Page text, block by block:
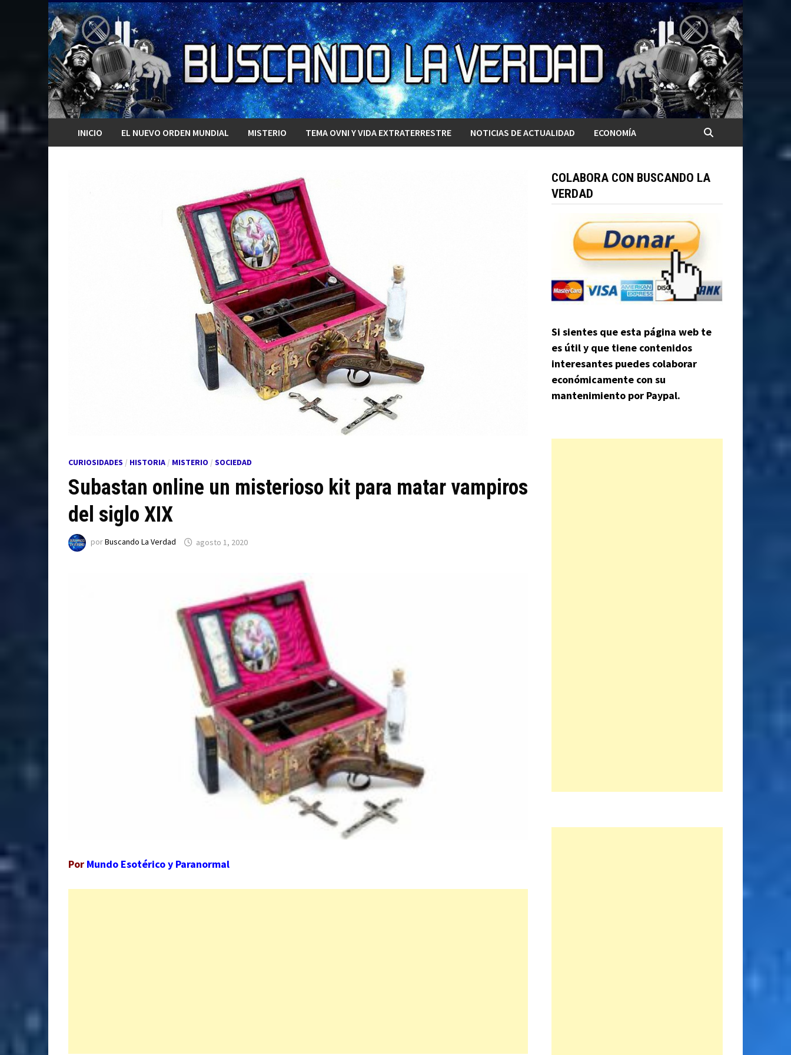
Saltar
al
contenido
INICIO EL NUEVO ORDEN MUNDIAL MISTERIO TEMA OVNI Y VIDA EXTRATERRESTRE NOTICIAS DE ACTUALIDAD ECONOMÍA
CURIOSIDADES / HISTORIA/ MISTERIO / SOCIEDAD
Subastan online un misterioso kit para matar vampiros
del siglo XIX
porBuscando La Verdad agosto 1, 2020
Por Mundo Esotérico y Paranormal
COLABORA CON BUSCANDO LA
VERDAD
Si sientes que esta página web te
es útil y que tiene contenidos
interesantes puedes colaborar
económicamente con su
mantenimiento por Paypal.